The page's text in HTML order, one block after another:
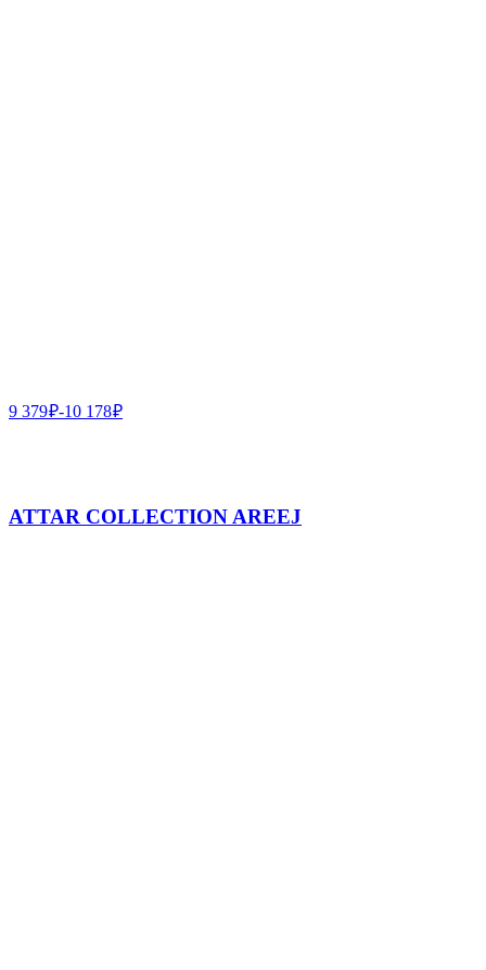
9 379₽-10 178₽
ATTAR COLLECTION AREEJ